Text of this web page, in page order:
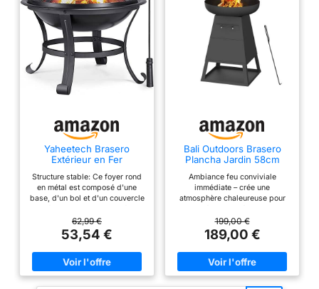
jardin et la terrasse -
Cuire du pain et des
marshmallows
Yaheetech Brasero
Extérieur en Fer
Poker et Couvercle Noir
Structure stable: Ce foyer rond
en métal est composé d'une
base, d'un bol et d'un couvercle
avec un anneau peut empêcher
les braises et les débris de
voler. Matériaux de qualité: La
structure entière est stable et
les matériaux sont solides. Ce
poêle est en métal avec
62,99 €
53,54 €
Bali Outdoors Brasero
Plancha Jardin 58cm
Ambiance feu conviviale
immédiate – crée une
atmosphère chaleureuse pour
compact 58cm – parfait pour
petits jardins, terrasses et
espaces urbains Structure en
acier renforcé – bonne stabilité
et résistance à l’usage extérieur
Résistant à la chaleur et aux
199,00 €
189,00 €